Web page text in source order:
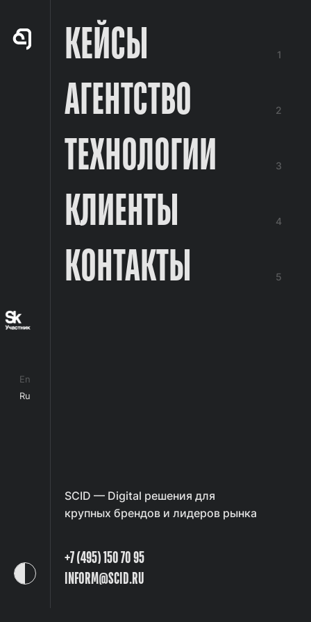
Ru
En
КЕЙСЫ 1
АГЕНТСТВО 2
ТЕХНОЛОГИИ 3
КЛИЕНТЫ 4
КОНТАКТЫ 5
SCID — Digital решения для
крупных брендов и лидеров рынка
+7 (495) 150 70 95
INFORM@SCID.RU